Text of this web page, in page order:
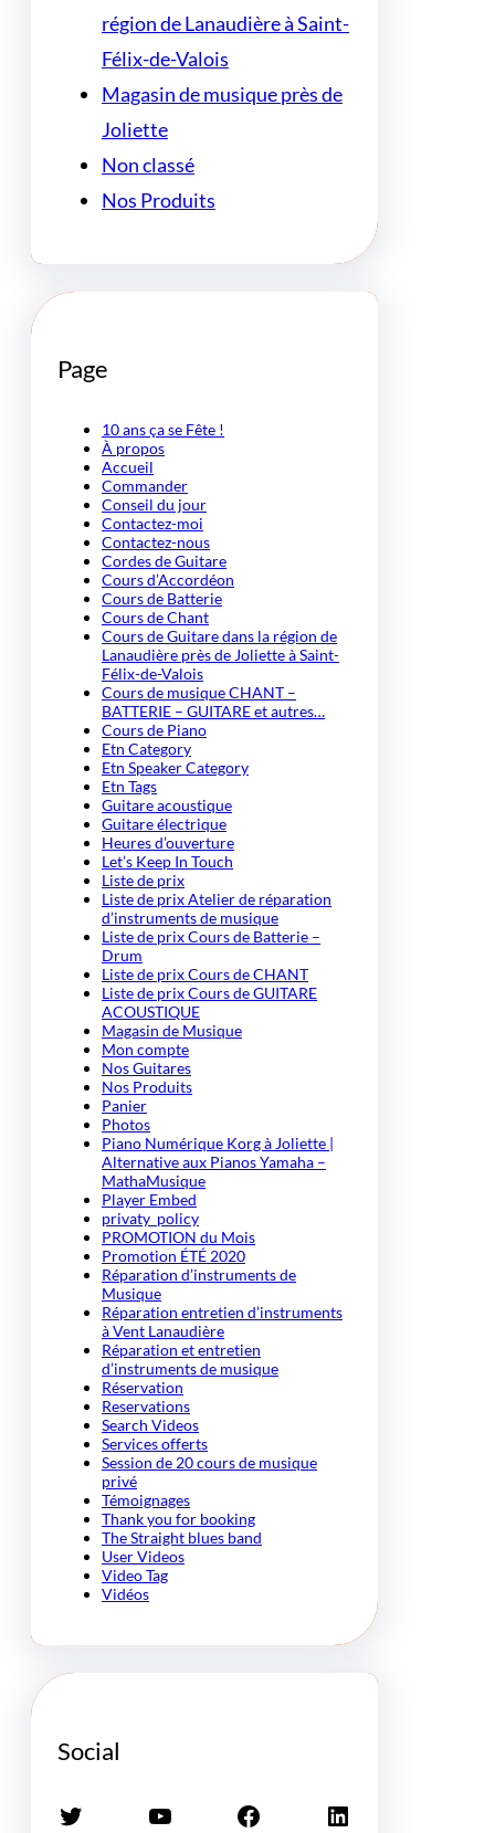
région de Lanaudière à Saint-
Félix-de-Valois
Magasin de musique près de
Joliette
Non classé
Nos Produits
Page
10 ans ça se Fête !
À propos
Accueil
Commander
Conseil du jour
Contactez-moi
Contactez-nous
Cordes de Guitare
Cours d’Accordéon
Cours de Batterie
Cours de Chant
Cours de Guitare dans la région de
Lanaudière près de Joliette à Saint-
Félix-de-Valois
Cours de musique CHANT –
BATTERIE – GUITARE et autres…
Cours de Piano
Etn Category
Etn Speaker Category
Etn Tags
Guitare acoustique
Guitare électrique
Heures d’ouverture
Let’s Keep In Touch
Liste de prix
Liste de prix Atelier de réparation
d’instruments de musique
Liste de prix Cours de Batterie –
Drum
Liste de prix Cours de CHANT
Liste de prix Cours de GUITARE
ACOUSTIQUE
Magasin de Musique
Mon compte
Nos Guitares
Nos Produits
Panier
Photos
Piano Numérique Korg à Joliette |
Alternative aux Pianos Yamaha –
MathaMusique
Player Embed
privaty_policy
PROMOTION du Mois
Promotion ÉTÉ 2020
Réparation d’instruments de
Musique
Réparation entretien d’instruments
à Vent Lanaudière
Réparation et entretien
d’instruments de musique
Réservation
Reservations
Search Videos
Services offerts
Session de 20 cours de musique
privé
Témoignages
Thank you for booking
The Straight blues band
User Videos
Video Tag
Vidéos
Social
Twitter YouTube Facebook LinkedIn